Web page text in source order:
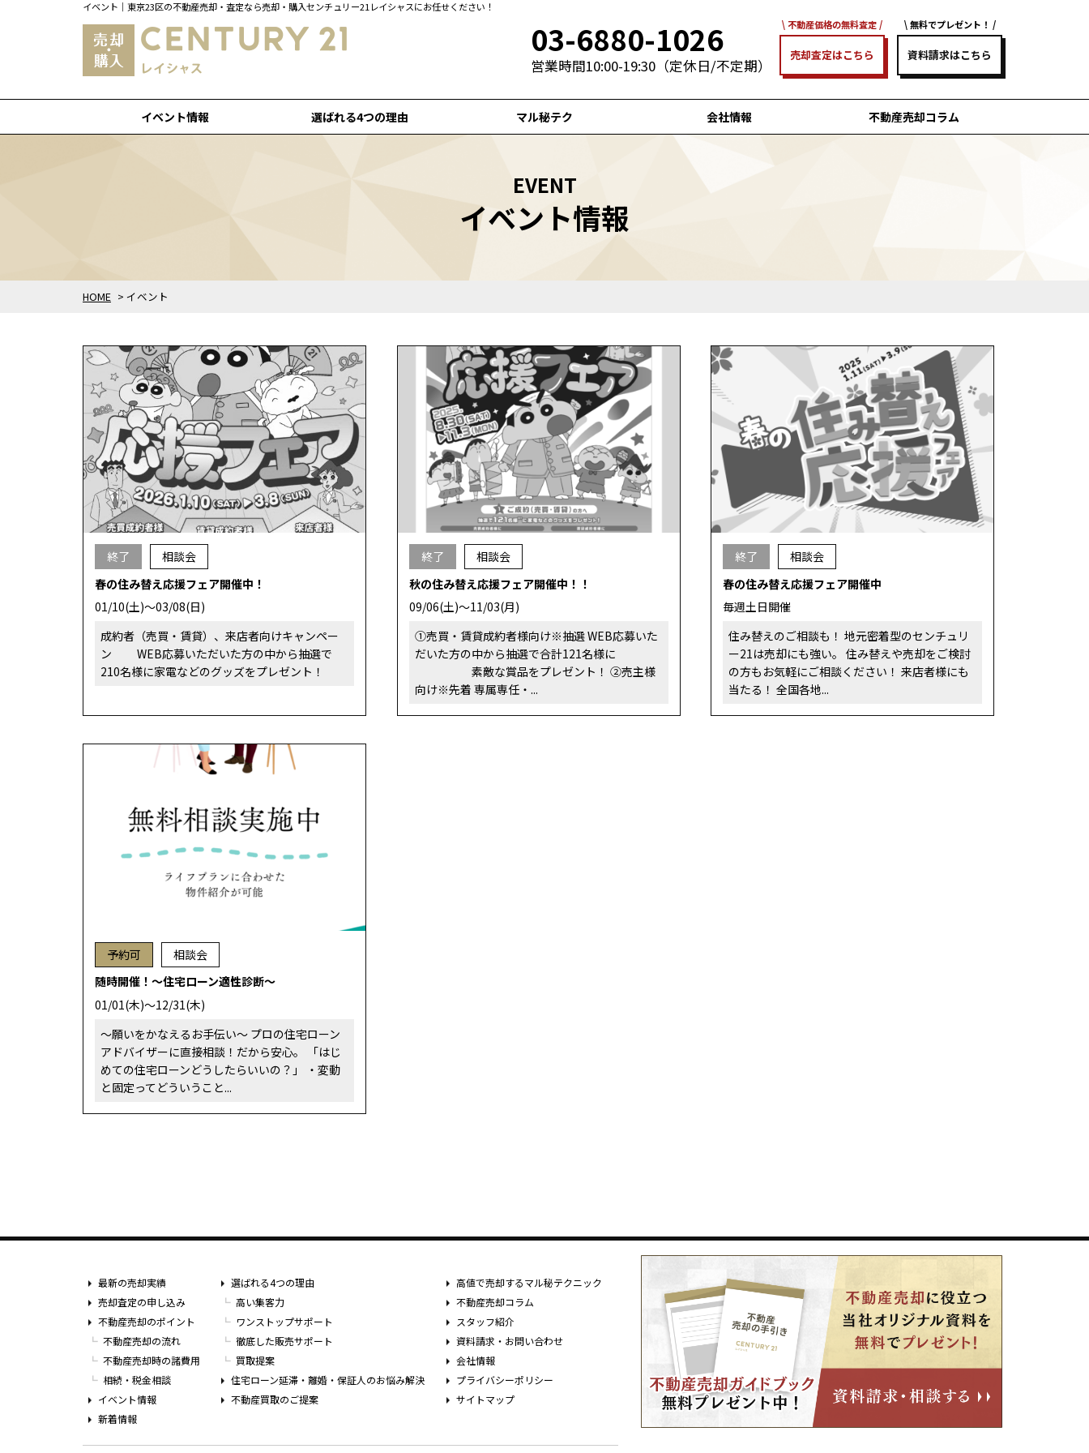
イベント｜東京23区の不動産売却・査定なら売却・購入センチュリー21レイシャスにお任せください！
03-6880-1026
営業時間10:00-19:30（定休日/不定期）
不動産価格の無料査定
売却査定はこちら
無料でプレゼント！
資料請求はこちら
イベント情報 選ばれる4つの理由 マル秘テク 会社情報 不動産売却コラム
HOME > イベント
EVENT
イベント情報
終了
相談会
春の住み替え応援フェア開催中！
01/10(土)～03/08(日)
成約者（売買・賃貸）、来店者向けキャンペー
ン WEB応募いただいた方の中から抽選で
210名様に家電などのグッズをプレゼント！
終了
相談会
秋の住み替え応援フェア開催中！！
09/06(土)～11/03(月)
➀売買・賃貸成約者様向け※抽選 WEB応募いた
だいた方の中から抽選で合計121名様に
素敵な賞品をプレゼント！ ②売主様
向け※先着 専属専任・...
終了
相談会
春の住み替え応援フェア開催中
毎週土日開催
住み替えのご相談も！ 地元密着型のセンチュリ
ー21は売却にも強い。 住み替えや売却をご検討
の方もお気軽にご相談ください！ 来店者様にも
当たる！ 全国各地...
予約可
相談会
随時開催！～住宅ローン適性診断～
01/01(木)～12/31(木)
～願いをかなえるお手伝い～ プロの住宅ローン
アドバイザーに直接相談！だから安心。 「はじ
めての住宅ローンどうしたらいいの？」 ・変動
と固定ってどういうこと...
最新の売却実績
売却査定の申し込み
不動産売却のポイント
不動産売却の流れ
不動産売却時の諸費用
相続・税金相談
イベント情報
新着情報
選ばれる4つの理由
高い集客力
ワンストップサポート
徹底した販売サポート
買取提案
住宅ローン延滞・離婚・保証人のお悩み解決
不動産買取のご提案
高値で売却するマル秘テクニック
不動産売却コラム
スタッフ紹介
資料請求・お問い合わせ
会社情報
プライバシーポリシー
サイトマップ